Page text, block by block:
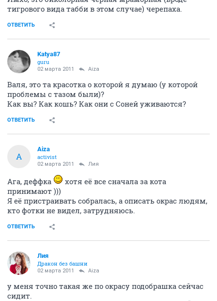
тигрового вида табби в этом случае) черепаха.
ОТВЕТИТЬ
Katya87
guru
02 марта 2011 Aiza
Валя, это та красотка о которой я думаю (у которой
проблемы с тазом были)?
Как вы? Как кошь? Как они с Соней уживаются?
ОТВЕТИТЬ
A
Aiza
activist
02 марта 2011 Лия
Ага, деффка
хотя её все сначала за кота
принимают )))
Я её пристраивать собралась, а описать окрас людям,
кто фотки не видел, затрудняюсь.
ОТВЕТИТЬ
Лия
Дракон без башни
02 марта 2011 Aiza
у меня точно такая же по окрасу подобрашка сейчас
сидит.